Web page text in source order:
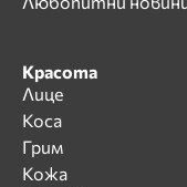
Красота
Лице
Коса
Грим
Кожа